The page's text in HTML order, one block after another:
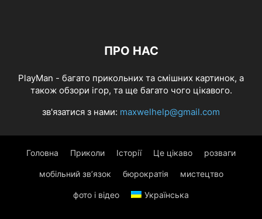
ПРО НАС
PlayMan - багато прикольних та смішних картинок, а
також обзори ігор, та ще багато чого цікавого.
зв'язатися з нами: maxwelhelp@gmail.com
Головна Приколи Історії Це цікаво розваги
мобільний зв’язок бюрократія мистецтво
фото і відео Українська